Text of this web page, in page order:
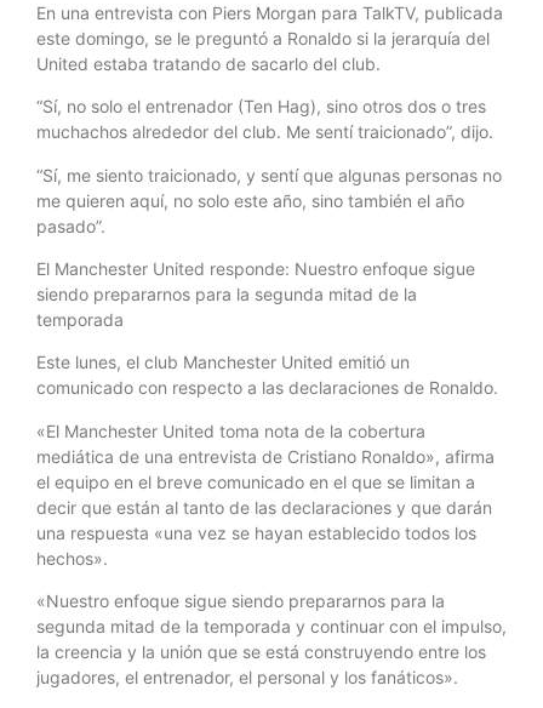
En una entrevista con Piers Morgan para TalkTV, publicada
este domingo, se le preguntó a Ronaldo si la jerarquía del
United estaba tratando de sacarlo del club.
“Sí, no solo el entrenador (Ten Hag), sino otros dos o tres
muchachos alrededor del club. Me sentí traicionado”, dijo.
“Sí, me siento traicionado, y sentí que algunas personas no
me quieren aquí, no solo este año, sino también el año
pasado”.
El Manchester United responde: Nuestro enfoque sigue
siendo prepararnos para la segunda mitad de la
temporada
Este lunes, el club Manchester United emitió un
comunicado con respecto a las declaraciones de Ronaldo.
«El Manchester United toma nota de la cobertura
mediática de una entrevista de Cristiano Ronaldo», afirma
el equipo en el breve comunicado en el que se limitan a
decir que están al tanto de las declaraciones y que darán
una respuesta «una vez se hayan establecido todos los
hechos».
«Nuestro enfoque sigue siendo prepararnos para la
segunda mitad de la temporada y continuar con el impulso,
la creencia y la unión que se está construyendo entre los
jugadores, el entrenador, el personal y los fanáticos».